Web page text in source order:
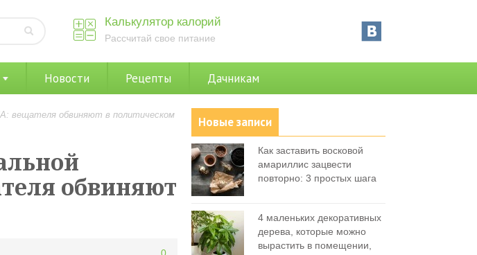
Калькулятор калорий
Рассчитай свое питание
Новости Рецепты Дачникам
вещателя обвиняют в политическом
обвиняют
Новые записи
Как заставить восковой
амариллис зацвести
повторно: 3 простых шага
4 маленьких декоративных
дерева, которые можно
вырастить в помещении,